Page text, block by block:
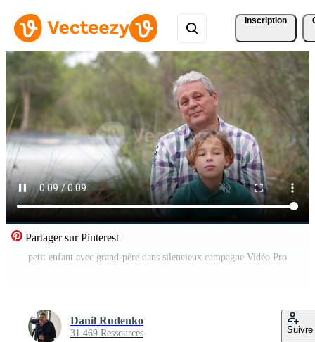
Inscription
Partager sur Pinterest
petit enfant avec grand-père dans silencieux campagne Vidéo Pro
Danil Rudenko
31 469 Ressources Suivre